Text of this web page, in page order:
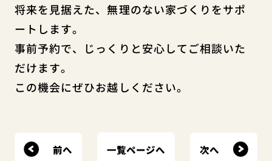
将来を見据えた、無理のない家づくりをサポ
ートします。
事前予約で、じっくりと安心してご相談いた
だけます。
この機会にぜひお越しください。
前へ 一覧ページへ 次へ